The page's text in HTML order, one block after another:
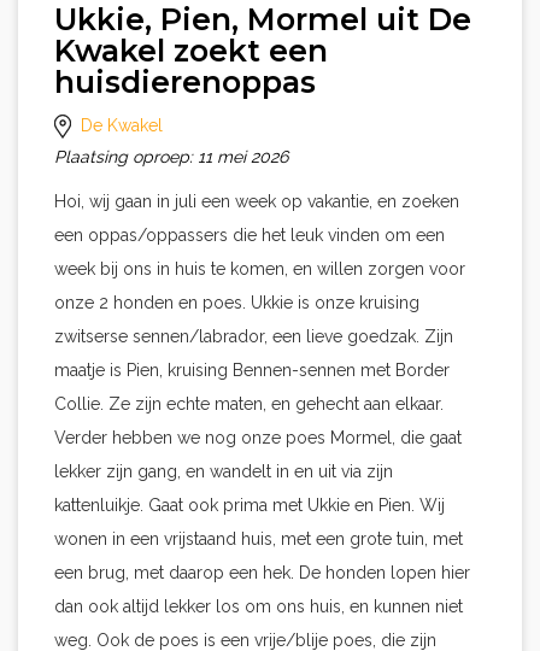
Ukkie, Pien, Mormel uit De
Kwakel zoekt een
huisdierenoppas
De Kwakel
Plaatsing oproep: 11 mei 2026
Hoi, wij gaan in juli een week op vakantie, en zoeken
een oppas/oppassers die het leuk vinden om een
week bij ons in huis te komen, en willen zorgen voor
onze 2 honden en poes. Ukkie is onze kruising
zwitserse sennen/labrador, een lieve goedzak. Zijn
maatje is Pien, kruising Bennen-sennen met Border
Collie. Ze zijn echte maten, en gehecht aan elkaar.
Verder hebben we nog onze poes Mormel, die gaat
lekker zijn gang, en wandelt in en uit via zijn
kattenluikje. Gaat ook prima met Ukkie en Pien. Wij
wonen in een vrijstaand huis, met een grote tuin, met
een brug, met daarop een hek. De honden lopen hier
dan ook altijd lekker los om ons huis, en kunnen niet
weg. Ook de poes is een vrije/blije poes, die zijn